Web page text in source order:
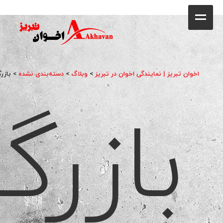
فروشگاه
محصولات
جشنواره فروش ویژه
کاتالوگ
گالری
وبلاگ
تماس با ما
اخوان تبریز | نمایندگی اخوان در تبریز>وبلاگ >دسته‌بندی نشده >